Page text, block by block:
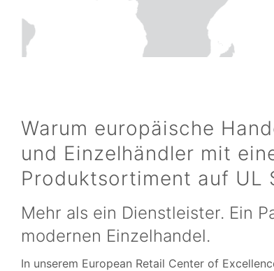
Warum europäische
und Einzelhändler mit
Produktsortiment auf UL
Mehr als ein Dienstleister. Ein
modernen Einzelhandel.
In unserem European Retail Center of